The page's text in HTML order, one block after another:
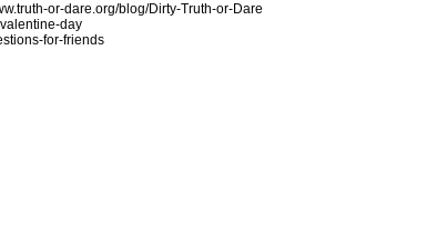
or-dare.org/blog/Dirty-Truth-or-Dare
day
for-friends